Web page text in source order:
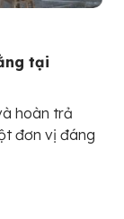
tại
hoàn trả
đơn vị đáng